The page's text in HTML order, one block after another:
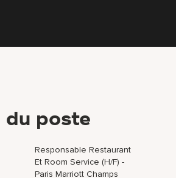
du poste
Responsable Restaurant
Et Room Service (H/F) -
Paris Marriott Champs